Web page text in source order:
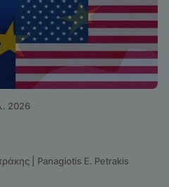
2026
| Panagiotis E. Petrakis